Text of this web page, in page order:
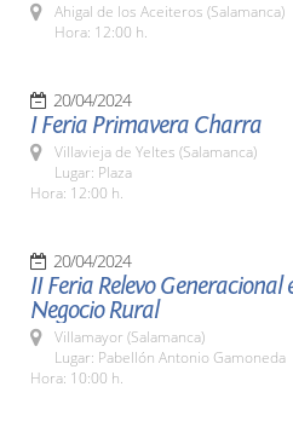
Ahigal de los Aceiteros (Salamanca)
Hora: 12:00 h.
20/04/2024
I Feria Primavera Charra
Villavieja de Yeltes (Salamanca)
Lugar: Plaza
Hora: 12:00 h.
20/04/2024
II Feria Relevo Generacional
Negocio Rural
Villamayor (Salamanca)
Lugar: Pabellón Antonio Gamoneda
Hora: 10:00 h.